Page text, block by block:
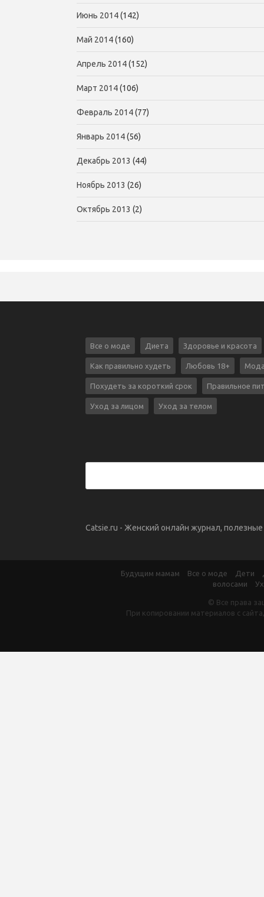
Июнь 2014(142)
Май 2014(160)
Апрель 2014(152)
Март 2014(106)
Февраль 2014(77)
Январь 2014(56)
Декабрь 2013 (44)
Ноябрь 2013 (26)
Октябрь 2013 (2)
Все о моде Диета Здоровье и красота
Как правильно худеть Любовь 18+
Похудеть за короткий срок Правильное
Уход за лицом Уход за телом
Catsie.ru - Женский онлайн журнал,
Будущим мамам Все о моде Дети
волосами
© Все права
При копировании материалов с